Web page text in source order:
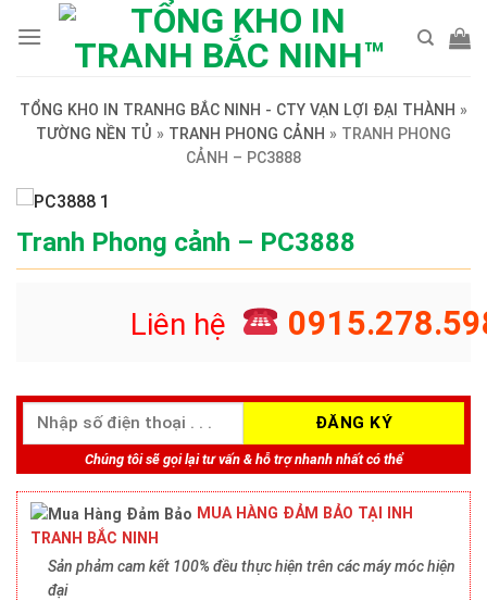
TỔNG KHO IN TRANHG BẮC NINH - CTY VẠN LỢI ĐẠI THÀNH »
TƯỜNG NỀN TỦ » TRANH PHONG CẢNH » TRANH PHONG
CẢNH – PC3888
Tranh Phong cảnh – PC3888
Liên hệ
Chúng tôi sẽ gọi lại tư vấn & hỗ trợ nhanh nhất có thể
MUA HÀNG ĐẢM BẢO TẠI INH
TRANH BẮC NINH
Sản phảm cam kết 100% đều thực hiện trên các máy móc hiện
đại